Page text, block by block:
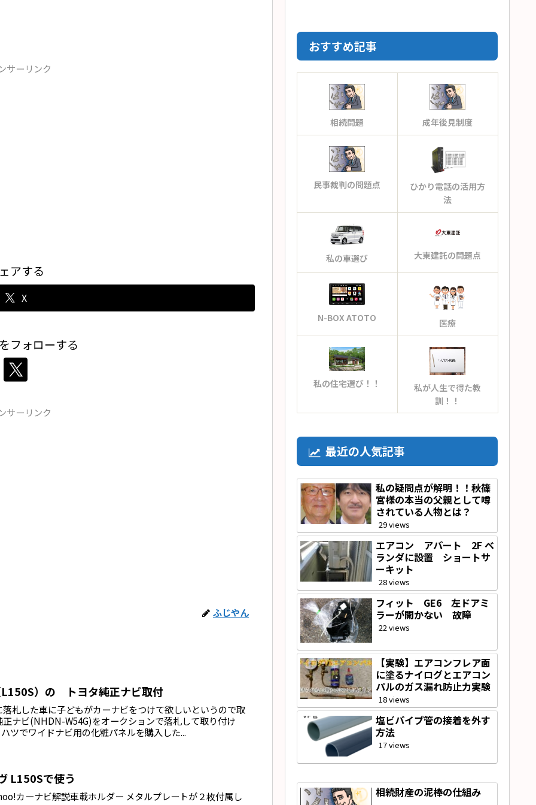
サーリンク
アする
X
フォローする
サーリンク
ふじやん
）の トヨタ純正ナビ取付
札した車に子どもがカーナビをつけて欲しいというので取
ナビ(NHDN-W54G)をオークションで落札して取り付け
ツでワイドナビ用の化粧パネルを購入した...
L150Sで使う
カーナビ解説車載ホルダー メタルプレートが２枚付属し
おすすめ記事
相続問題 成年後見制度
民事裁判の問題点
ひかり電話の活用方
法
私の車選び 大東建託の問題点
N-BOX ATOTO 医療
私の住宅選び！！
私が人生で得た教
訓！！
最近の人気記事
私の疑問点が解明！！秋篠
宮様の本当の父親として噂
されている人物とは？
29 views
エアコン アパート 2F ベ
ランダに設置 ショートサ
ーキット
28 views
フィット GE6 左ドアミ
ラーが開かない 故障
22 views
【実験】エアコンフレア面
に塗るナイログとエアコン
パルのガス漏れ防止力実験
18 views
塩ビパイプ管の接着を外す
方法
17 views
相続財産の泥棒の仕組み